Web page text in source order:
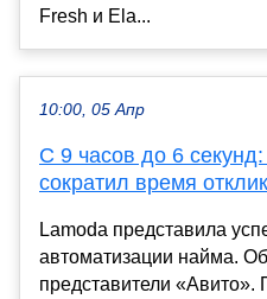
Fresh и Ela...
10:00, 05 Апр
С 9 часов до 6
сократил время
Lamoda представила
автоматизации найма.
представители «Авито».